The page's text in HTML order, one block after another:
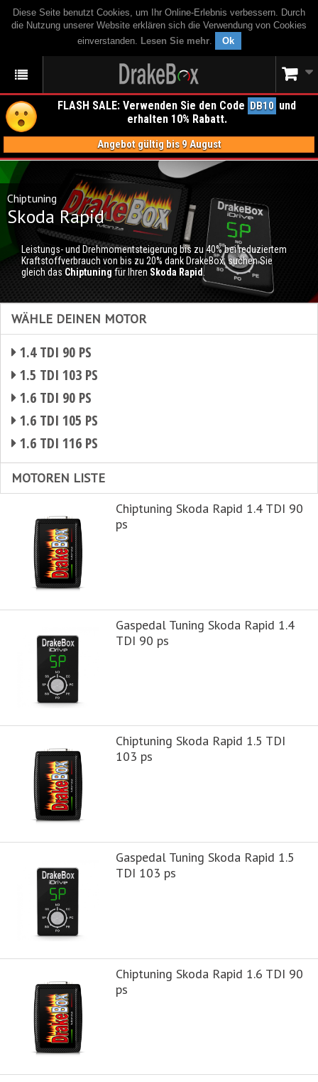
Diese Seite benutzt Cookies, um Ihr Online-Erlebnis verbessern. Durch
die Nutzung unserer Website erklären sich die Verwendung von Cookies
einverstanden. Lesen Sie mehr. Ok
FLASH SALE: Verwenden Sie den Code DB10 und
erhalten 10% Rabatt.
Angebot gültig bis 9 August
Chiptuning
Skoda Rapid
Leistungs- und Drehmomentsteigerung bis zu 40% bei reduziertem
Kraftstoffverbrauch von bis zu 20% dank DrakeBox; suchen Sie
gleich das Chiptuning für Ihren Skoda Rapid.
WÄHLE DEINEN MOTOR
1.4 TDI 90 PS
1.5 TDI 103 PS
1.6 TDI 90 PS
1.6 TDI 105 PS
1.6 TDI 116 PS
MOTOREN LISTE
Chiptuning Skoda Rapid 1.4 TDI 90
ps
Gaspedal Tuning Skoda Rapid 1.4
TDI 90 ps
Chiptuning Skoda Rapid 1.5 TDI
103 ps
Gaspedal Tuning Skoda Rapid 1.5
TDI 103 ps
Chiptuning Skoda Rapid 1.6 TDI 90
ps